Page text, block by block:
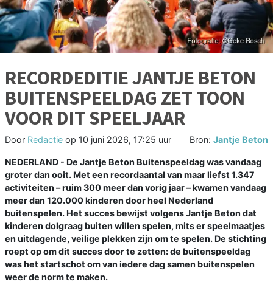
RECORDEDITIE JANTJE BETON
BUITENSPEELDAG ZET TOON
VOOR DIT SPEELJAAR
Door Redactie op 10 juni 2026, 17:25 uur Bron: Jantje Beton
NEDERLAND - De Jantje Beton Buitenspeeldag was vandaag
groter dan ooit. Met een recordaantal van maar liefst 1.347
activiteiten – ruim 300 meer dan vorig jaar – kwamen vandaag
meer dan 120.000 kinderen door heel Nederland
buitenspelen. Het succes bewijst volgens Jantje Beton dat
kinderen dolgraag buiten willen spelen, mits er speelmaatjes
en uitdagende, veilige plekken zijn om te spelen. De stichting
roept op om dit succes door te zetten: de buitenspeeldag
was het startschot om van iedere dag samen buitenspelen
weer de norm te maken.